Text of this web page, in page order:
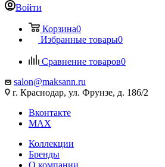
Войти
Корзина0
Избранные товары0
Сравнение товаров0
salon@maksann.ru
г. Краснодар, ул. Фрунзе, д. 186/2
Вконтакте
MAX
Коллекции
Бренды
О компании